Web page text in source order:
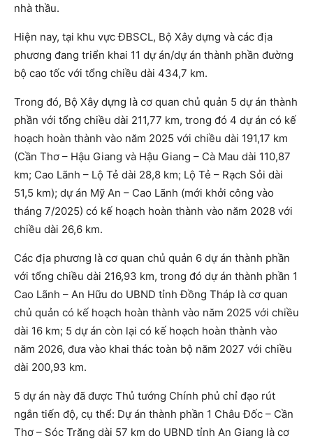
nhà thầu.
Hiện nay, tại khu vực ĐBSCL, Bộ Xây dựng và các địa
phương đang triển khai 11 dự án/dự án thành phần đường
bộ cao tốc với tổng chiều dài 434,7 km.
Trong đó, Bộ Xây dựng là cơ quan chủ quản 5 dự án thành
phần với tổng chiều dài 211,77 km, trong đó 4 dự án có kế
hoạch hoàn thành vào năm 2025 với chiều dài 191,17 km
(Cần Thơ – Hậu Giang và Hậu Giang – Cà Mau dài 110,87
km; Cao Lãnh – Lộ Tẻ dài 28,8 km; Lộ Tẻ – Rạch Sỏi dài
51,5 km); dự án Mỹ An – Cao Lãnh (mới khởi công vào
tháng 7/2025) có kế hoạch hoàn thành vào năm 2028 với
chiều dài 26,6 km.
Các địa phương là cơ quan chủ quản 6 dự án thành phần
với tổng chiều dài 216,93 km, trong đó dự án thành phần 1
Cao Lãnh – An Hữu do UBND tỉnh Đồng Tháp là cơ quan
chủ quản có kế hoạch hoàn thành vào năm 2025 với chiều
dài 16 km; 5 dự án còn lại có kế hoạch hoàn thành vào
năm 2026, đưa vào khai thác toàn bộ năm 2027 với chiều
dài 200,93 km.
5 dự án này đã được Thủ tướng Chính phủ chỉ đạo rút
ngắn tiến độ, cụ thể: Dự án thành phần 1 Châu Đốc – Cần
Thơ – Sóc Trăng dài 57 km do UBND tỉnh An Giang là cơ